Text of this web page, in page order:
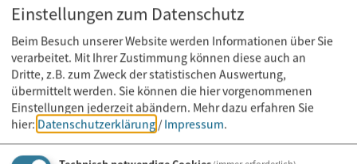
Karate Training für Kinder und
Jugendliche
Einstellungen zum Datenschutz
Beim Besuch unserer Website werden Informationen über Sie
verarbeitet. Mit Ihrer Zustimmung können diese auch an
Dritte, z.B. zum Zweck der statistischen Auswertung,
übermittelt werden. Sie können die hier vorgenommenen
Einstellungen jederzeit abändern. Mehr dazu erfahren Sie
hier: Datenschutzerklärung / Impressum.